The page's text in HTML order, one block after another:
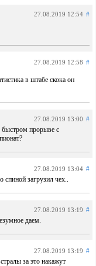
27.08.2019 12:54 #
27.08.2019 12:58 #
в штабе скока он
27.08.2019 13:00 #
быстром прорыве с
27.08.2019 13:04 #
спиной загрузил чех..
27.08.2019 13:19 #
даем.
27.08.2019 13:19 #
за это накажут